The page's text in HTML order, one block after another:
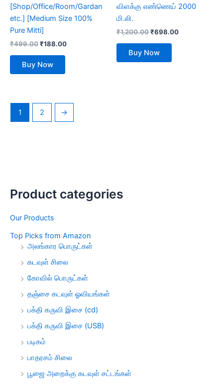
Product categories
Our Products
Top Picks from Amazon
அலங்கார பொருட்கள்
கடவுள் சிலை
கோவில் பொருட்கள்
தஞ்சை கடவுள் ஓவியங்கள்
பக்தி கருவி இசை (cd)
பக்தி கருவி இசை (USB)
படிகம்
பாதரசம் சிலை
பூஜை அறைக்கு கடவுள் சட்டங்கள்
[Shop/Office/Room/Gardan
etc.] [Medium Size 100%
Pure Mitti]
₹499.00₹188.00
Buy Now
விளக்கு எண்ணெய் 2000
மி.லி.
₹1,200.00₹698.00
Buy Now
1 2 →